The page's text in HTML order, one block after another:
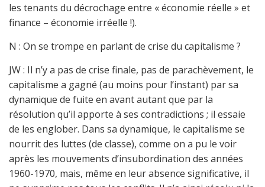
les tenants du décrochage entre « économie réelle » et
finance – économie irréelle !).
N : On se trompe en parlant de crise du capitalisme ?
JW : Il n’y a pas de crise finale, pas de parachèvement, le
capitalisme a gagné (au moins pour l’instant) par sa
dynamique de fuite en avant autant que par la
résolution qu’il apporte à ses contradictions ; il essaie
de les englober. Dans sa dynamique, le capitalisme se
nourrit des luttes (de classe), comme on a pu le voir
après les mouvements d’insubordination des années
1960-1970, mais, même en leur absence significative, il